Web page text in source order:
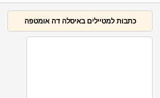
כתבות למטיילים באיסלה דה אומטפה